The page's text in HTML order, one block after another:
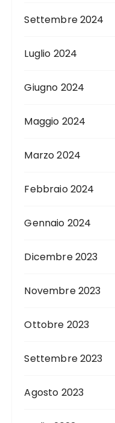
Settembre 2024
Luglio 2024
Giugno 2024
Maggio 2024
Marzo 2024
Febbraio 2024
Gennaio 2024
Dicembre 2023
Novembre 2023
Ottobre 2023
Settembre 2023
Agosto 2023